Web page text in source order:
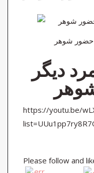
شوهر
دیگر
https://youtu.be/
Please follow and